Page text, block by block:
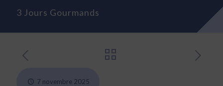
3 Jours Gourmands
7 novembre 2025